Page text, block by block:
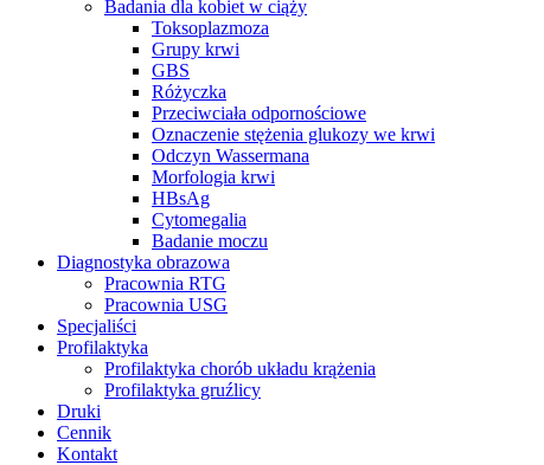
Badania dla kobiet w ciąży
Toksoplazmoza
Grupy krwi
GBS
Różyczka
Przeciwciała odpornościowe
Oznaczenie stężenia glukozy we krwi
Odczyn Wassermana
Morfologia krwi
HBsAg
Cytomegalia
Badanie moczu
Diagnostyka obrazowa
Pracownia RTG
Pracownia USG
Specjaliści
Profilaktyka
Profilaktyka chorób układu krążenia
Profilaktyka gruźlicy
Druki
Cennik
Kontakt